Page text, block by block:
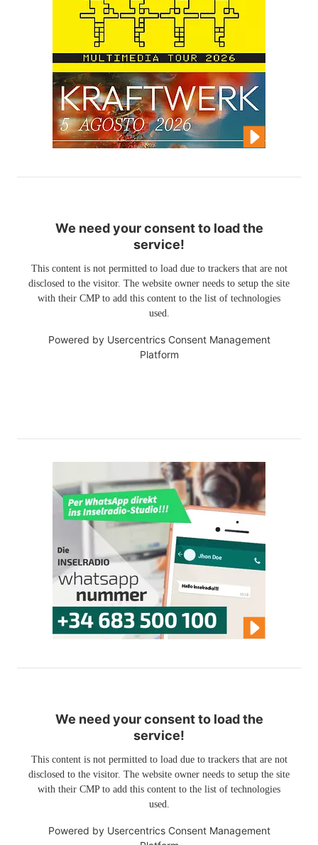
We need your consent to load the
service!
This content is not permitted to load due to trackers that are not
disclosed to the visitor. The website owner needs to setup the site
with their CMP to add this content to the list of technologies
used.
Powered by Usercentrics Consent Management
Platform
We need your consent to load the
service!
This content is not permitted to load due to trackers that are not
disclosed to the visitor. The website owner needs to setup the site
with their CMP to add this content to the list of technologies
used.
Powered by Usercentrics Consent Management